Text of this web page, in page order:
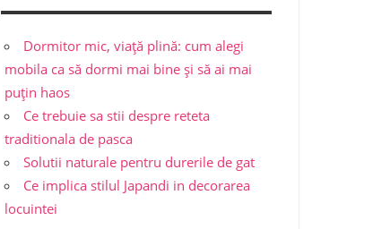
Dormitor mic, viață plină: cum alegi
mobila ca să dormi mai bine și să ai mai
puțin haos
Ce trebuie sa stii despre reteta
traditionala de pasca
Solutii naturale pentru durerile de gat
Ce implica stilul Japandi in decorarea
locuintei